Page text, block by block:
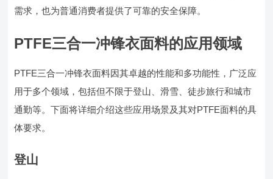
需求，也为普通消费者提供了可靠的安全保障。
PTFE三合一冲锋衣面料的应用领域
PTFE三合一冲锋衣面料因其卓越的性能和多功能性，广泛应
用于多个领域，包括但不限于登山、滑雪、徒步旅行和城市
通勤等。下面将详细介绍这些应用场景及其对PTFE面料的具
体要求。
登山